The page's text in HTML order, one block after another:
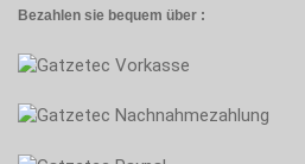
Bezahlen sie bequem über :